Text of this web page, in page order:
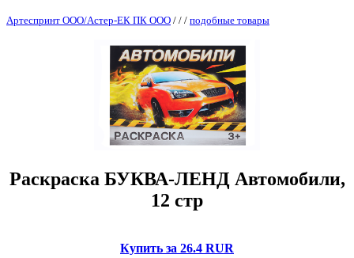
Артеспринт ООО/Астер-ЕК ПК ООО / / / подобные товары
Раскраска БУКВА-ЛЕНД Автомобили,
12 стр
Купить за 26.4 RUR